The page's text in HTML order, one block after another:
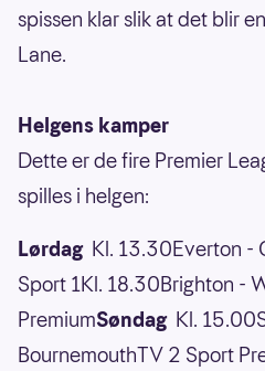
spissen klar slik at det blir
Lane.
Helgens kamper
Dette er de fire Premier
spilles i helgen:
LørdagKl. 13.30Everton -
Sport 1Kl. 18.30Brighton -
PremiumSøndagKl.
BournemouthTV 2 Sport